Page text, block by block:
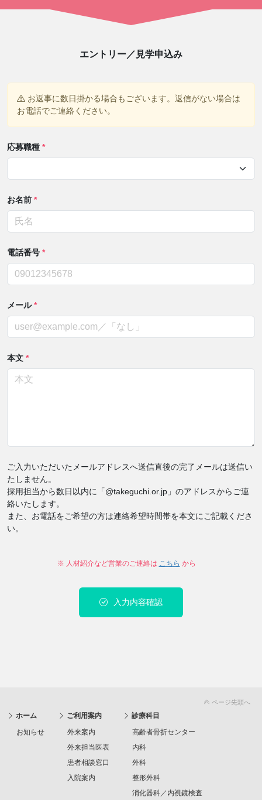
エントリー／見学申込み
お返事に数日掛かる場合もございます。返信がない場合は
お電話でご連絡ください。
応募職種 *
お名前 *
電話番号 *
メール*
本文 *
ご入力いただいたメールアドレスへ送信直後の完了メールは送信い
たしません。
採用担当から数日以内に「@takeguchi.or.jp」のアドレスからご連
絡いたします。
また、お電話をご希望の方は連絡希望時間帯を本文にご記載くださ
い。
※ 人材紹介など営業のご連絡は こちら から
入力内容確認
ページ先頭へ
ホーム
お知らせ
ご利用案内
外来案内
外来担当医表
患者相談窓口
入院案内
診療科目
高齢者骨折センター
内科
外科
整形外科
消化器科／内視鏡検査